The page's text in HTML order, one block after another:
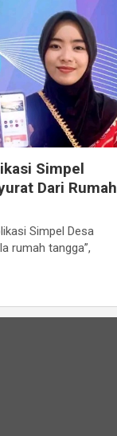
Simpel
Dari Rumah
Simpel Desa
rumah tangga”,